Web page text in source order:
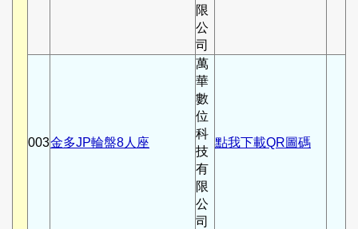
限
公
司
003金多JP輪盤8人座
萬
華
數
位
科
技
有
限
公
司
點我下載QR圖碼